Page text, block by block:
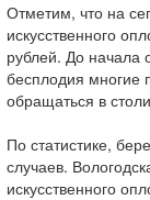
Отметим, что на
искусственного
рублей. До начала
бесплодия многие
обращаться в
По статистике,
случаев.
искусственного